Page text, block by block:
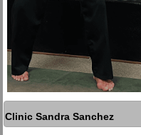
Clinic Sandra Sanchez